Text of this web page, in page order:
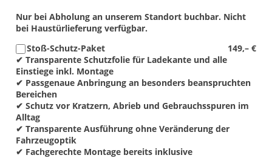
Nur bei Abholung an unserem Standort buchbar. Nicht
bei Haustürlieferung verfügbar.
149,– €
Stoß-Schutz-Paket
✔ Transparente Schutzfolie für Ladekante und alle
Einstiege inkl. Montage
✔ Passgenaue Anbringung an besonders beanspruchten
Bereichen
✔ Schutz vor Kratzern, Abrieb und Gebrauchsspuren im
Alltag
✔ Transparente Ausführung ohne Veränderung der
Fahrzeugoptik
✔ Fachgerechte Montage bereits inklusive